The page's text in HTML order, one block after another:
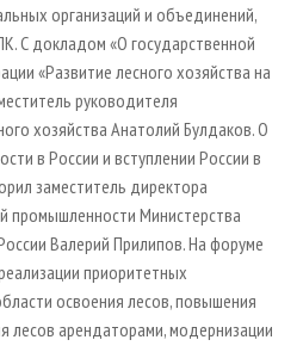
организаций и объединений,
С докладом «О государственной
«Развитие лесного хозяйства на
руководителя
хозяйства Анатолий Булдаков. О
в России и вступлении России в
заместитель директора
промышленности Министерства
Валерий Прилипов. На форуме
приоритетных
освоения лесов, повышения
лесов арендаторами, модернизации